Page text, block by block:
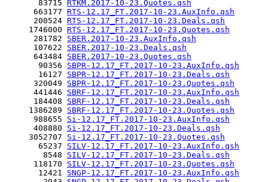
       83715
RTKM.2017-10-23.Quotes.qsh
      663177
RTS-12.17_FT.2017-10-23.AuxInfo.qsh
      200524
RTS-12.17_FT.2017-10-23.Deals.qsh
     1746000
RTS-12.17_FT.2017-10-23.Quotes.qsh
      281782
SBER.2017-10-23.AuxInfo.qsh
      107622
SBER.2017-10-23.Deals.qsh
      643484
SBER.2017-10-23.Quotes.qsh
       90356
SBPR-12.17_FT.2017-10-23.AuxInfo.qsh
       16127
SBPR-12.17_FT.2017-10-23.Deals.qsh
      320049
SBPR-12.17_FT.2017-10-23.Quotes.qsh
      441446
SBRF-12.17_FT.2017-10-23.AuxInfo.qsh
      184408
SBRF-12.17_FT.2017-10-23.Deals.qsh
     1386289
SBRF-12.17_FT.2017-10-23.Quotes.qsh
      988655
Si-12.17_FT.2017-10-23.AuxInfo.qsh
      408880
Si-12.17_FT.2017-10-23.Deals.qsh
     3052707
Si-12.17_FT.2017-10-23.Quotes.qsh
       65237
SILV-12.17_FT.2017-10-23.AuxInfo.qsh
        8548
SILV-12.17_FT.2017-10-23.Deals.qsh
      118170
SILV-12.17_FT.2017-10-23.Quotes.qsh
       12421
SNGP-12.17_FT.2017-10-23.AuxInfo.qsh